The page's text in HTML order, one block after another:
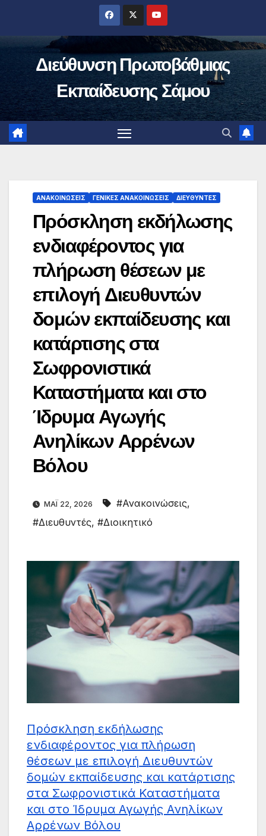
περιεχόμενο
Διεύθυνση Πρωτοβάθμιας
Εκπαίδευσης Σάμου
ΑΝΑΚΟΙΝΏΣΕΙΣ ΓΕΝΙΚΈΣ ΑΝΑΚΟΙΝΏΣΕΙΣ ΔΙΕΥΘΥΝΤΈΣ
Πρόσκληση εκδήλωσης
ενδιαφέροντος για
πλήρωση θέσεων με
επιλογή Διευθυντών
δομών εκπαίδευσης και
κατάρτισης στα
Σωφρονιστικά
Καταστήματα και στο
Ίδρυμα Αγωγής
Ανηλίκων Αρρένων
Βόλου
ΜΆΙ 22, 2026 #Ανακοινώσεις,
#Διευθυντές, #Διοικητικό
Πρόσκληση εκδήλωσης
ενδιαφέροντος για πλήρωση
θέσεων με επιλογή Διευθυντών
δομών εκπαίδευσης και κατάρτισης
στα Σωφρονιστικά Καταστήματα
και στο Ίδρυμα Αγωγής Ανηλίκων
Αρρένων Βόλου